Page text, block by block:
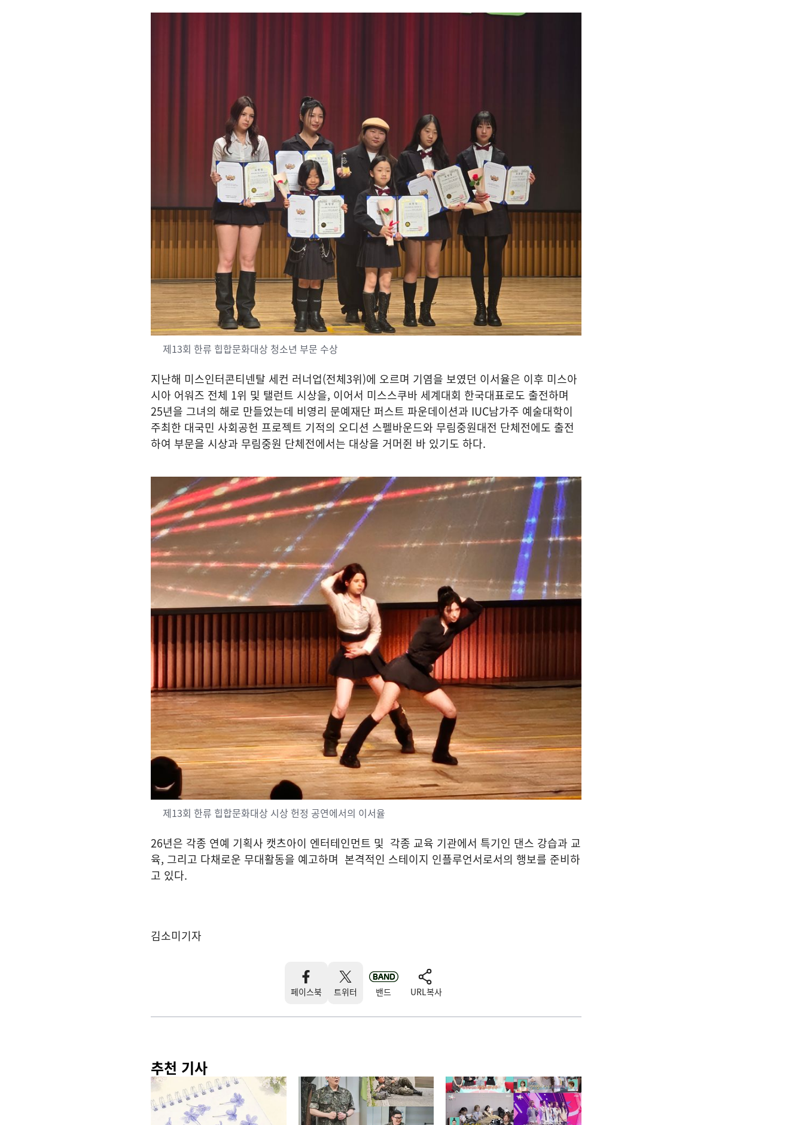
제13회 한류 힙합문화대상 청소년 부문 수상
지난해 미스인터콘티넨탈 세컨 러너업(전체3위)에 오르며 기염을 보였던 이서율은 이후 미스아
시아 어워즈 전체 1위 및 탤런트 시상을, 이어서 미스스쿠바 세계대회 한국대표로도 출전하며
25년을 그녀의 해로 만들었는데 비영리 문예재단 퍼스트 파운데이션과 IUC남가주 예술대학이
주최한 대국민 사회공헌 프로젝트 기적의 오디션 스펠바운드와 무림중원대전 단체전에도 출전
하여 부문을 시상과 무림중원 단체전에서는 대상을 거머쥔 바 있기도 하다.
제13회 한류 힙합문화대상 시상 헌정 공연에서의 이서율
26년은 각종 연예 기획사 캣츠아이 엔터테인먼트 및 각종 교육 기관에서 특기인 댄스 강습과 교
육, 그리고 다채로운 무대활동을 예고하며 본격적인 스테이지 인플루언서로서의 행보를 준비하
고 있다.
김소미기자
페이스북 트위터 밴드 URL복사
추천 기사